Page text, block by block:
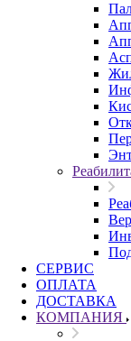
СЕРВИС
ОПЛАТА
ДОСТАВКА
КОМПАНИЯ